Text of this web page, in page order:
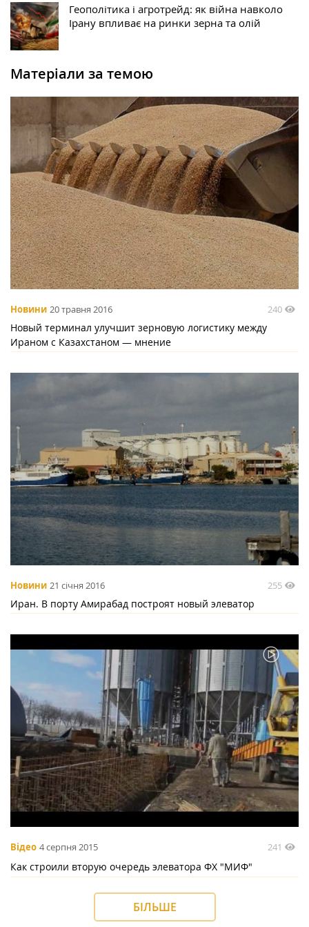
Геополітика і агротрейд: як війна навколо
Ірану впливає на ринки зерна та олій
Матеріали за темою
Новини 20 травня 2016 240
Новый терминал улучшит зерновую логистику между
Ираном с Казахстаном — мнение
Новини 21 січня 2016 255
Иран. В порту Амирабад построят новый элеватор
Відео 4 серпня 2015 241
Как строили вторую очередь элеватора ФХ "МИФ"
БІЛЬШЕ